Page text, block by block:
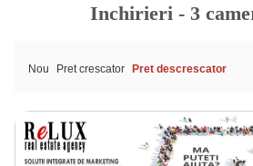
Inchirieri - 3
Nou Pret crescator Pret descrescator